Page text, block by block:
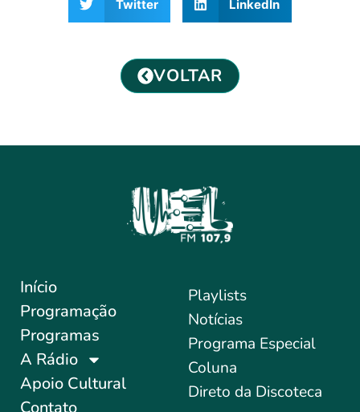
Twitter LinkedIn
VOLTAR
Início
Programação
Programas
A Rádio
Apoio Cultural
Contato
Playlists
Notícias
Programa Especial
Coluna
Direto da Discoteca